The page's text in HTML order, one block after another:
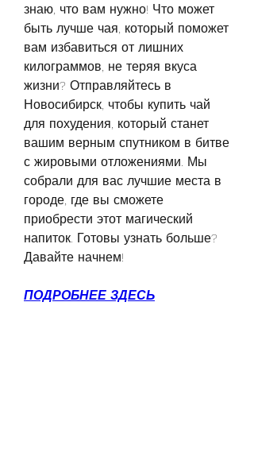
знаю, что вам нужно! Что может
быть лучше чая, который поможет
вам избавиться от лишних
килограммов, не теряя вкуса
жизни? Отправляйтесь в
Новосибирск, чтобы купить чай
для похудения, который станет
вашим верным спутником в битве
с жировыми отложениями. Мы
собрали для вас лучшие места в
городе, где вы сможете
приобрести этот магический
напиток. Готовы узнать больше?
Давайте начнем!
ПОДРОБНЕЕ ЗДЕСЬ